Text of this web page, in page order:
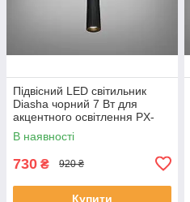
Підвісний LED світильник
Diasha чорний 7 Вт для
акцентного освітлення PX-
3A/300
В наявності
730 ₴ 920 ₴
Купити